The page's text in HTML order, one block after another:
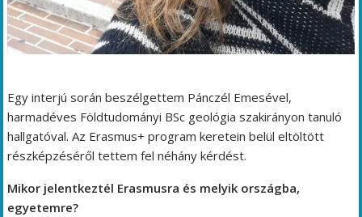
Egy interjú során beszélgettem Pánczél Emesével,
harmadéves Földtudományi BSc geológia szakirányon tanuló
hallgatóval. Az Erasmus+ program keretein belül eltöltött
részképzéséről tettem fel néhány kérdést.
Mikor jelentkeztél Erasmusra és melyik országba,
egyetemre?